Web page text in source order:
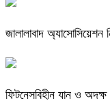
জালালাবাদ
ফিটনেসবিহীন যান ও